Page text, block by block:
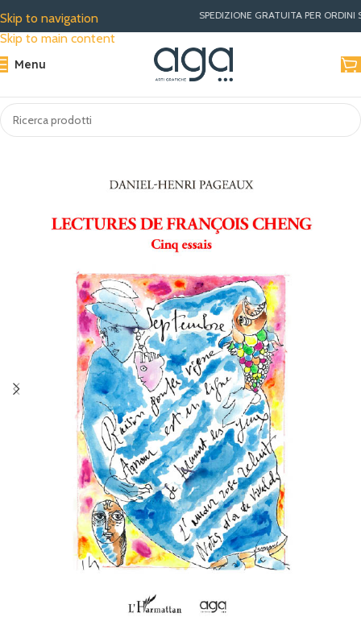
Skip to navigation
Skip to main content
SPEDIZIONE GRATUITA PER ORDINI SUPERIORI A
Menu